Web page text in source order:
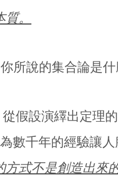
。
所說的集合論是
假設演繹出定理
數千年的經驗讓
方式不是創造出來